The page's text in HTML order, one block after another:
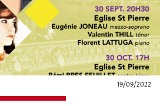
19/09/2022